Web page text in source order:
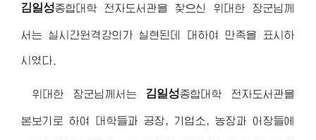
김일성종합대학 전자도서관을 찾으신 위대한 장군님 께
서는 실시간원격강의가 실현된데 대하여 만족을 표시하
시였다.
위대한 장군님 께서는 김일성종합대학 전자도서관을
본보기로 하여 대학들과 공장, 기업소, 농장과 어장들에